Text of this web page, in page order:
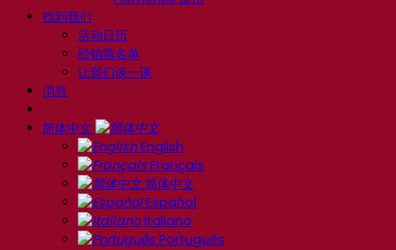
找到我们
活动日历
经销商名单
让我们谈一谈
消息
简体中文
English
Français
简体中文
Español
Italiano
Português